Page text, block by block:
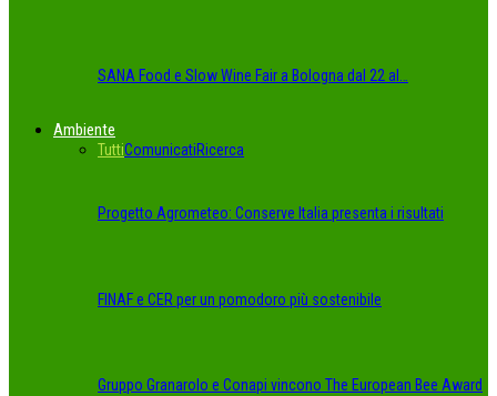
SANA Food e Slow Wine Fair a Bologna dal 22 al…
Ambiente
TuttiComunicatiRicerca
Progetto Agrometeo: Conserve Italia presenta i risultati
FINAF e CER per un pomodoro più sostenibile
Gruppo Granarolo e Conapi vincono The European Bee Award